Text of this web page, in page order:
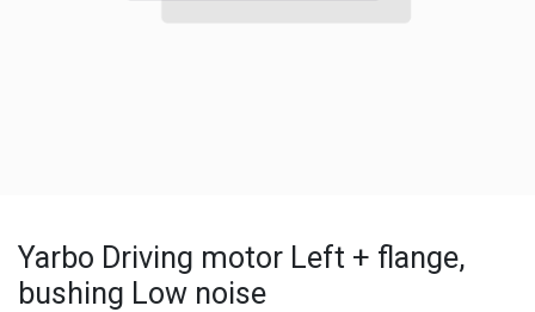
Yarbo Driving motor Left + flange,
bushing Low noise